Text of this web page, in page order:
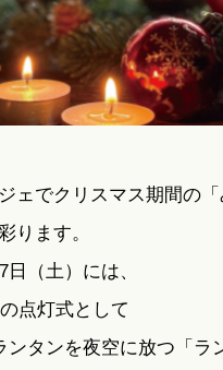
ス
ェでクリスマス期間の
ります。
（土）には、
点灯式として
ンタンを夜空に放つ「ラ